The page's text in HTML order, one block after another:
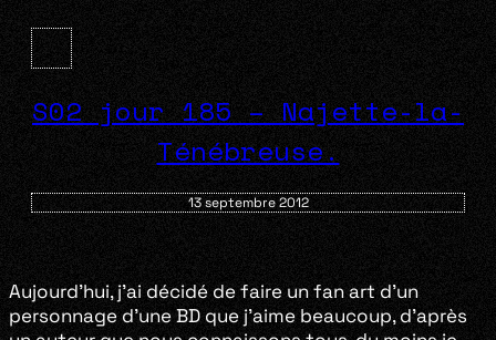
S02 jour 185 – Najette-la-
Ténébreuse.
13 septembre 2012
Aujourd’hui, j’ai décidé de faire un fan art d’un
personnage d’une BD que j’aime beaucoup, d’après